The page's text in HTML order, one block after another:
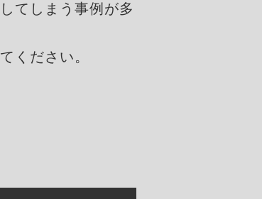
てしまう事例が多
ください。